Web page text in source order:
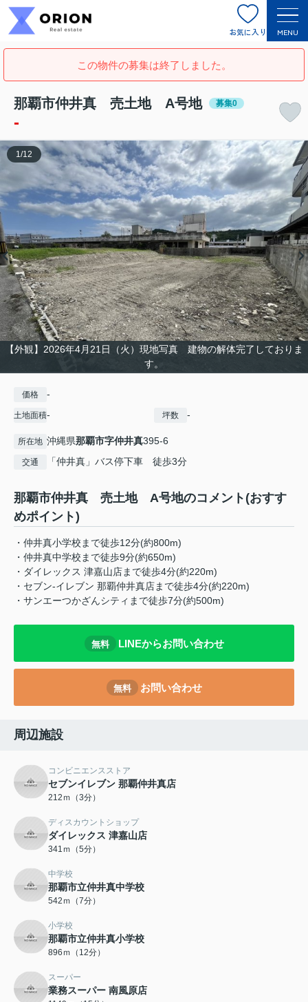
お気に入り MENU
この物件の募集は終了しました。
那覇市仲井真 売土地 A号地 募集0
-
【外観】2026年4月21日（火）現地写真 建物の解体完了しておりま
す。
1 /12
価格 -
土地面積- 坪数 -
所在地 沖縄県那覇市字仲井真395-6
交通 「仲井真」バス停下車 徒歩3分
那覇市仲井真 売土地 A号地のコメント(おすす
めポイント)
・仲井真小学校まで徒歩12分(約800m)
・仲井真中学校まで徒歩9分(約650m)
・ダイレックス 津嘉山店まで徒歩4分(約220m)
・セブン-イレブン 那覇仲井真店まで徒歩4分(約220m)
・サンエーつかざんシティまで徒歩7分(約500m)
無料 LINEからお問い合わせ
無料 お問い合わせ
周辺施設
コンビニエンスストア
セブンイレブン 那覇仲井真店
212ｍ（3分）
ディスカウントショップ
ダイレックス 津嘉山店
341ｍ（5分）
中学校
那覇市立仲井真中学校
542ｍ（7分）
小学校
那覇市立仲井真小学校
896ｍ（12分）
スーパー
業務スーパー 南風原店